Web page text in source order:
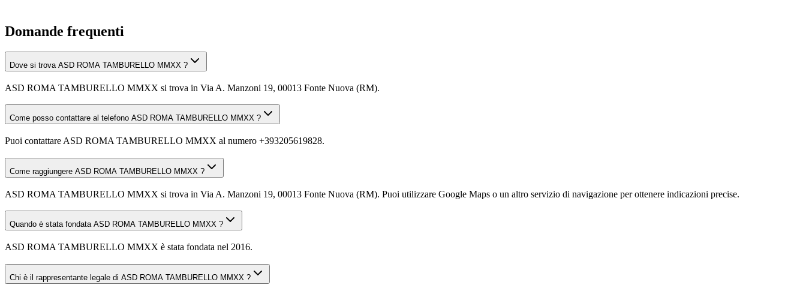
Domande frequenti
Dove si trova ASD ROMA TAMBURELLO MMXX ?
ASD ROMA TAMBURELLO MMXX si trova in Via A. Manzoni 19, 00013 Fonte Nuova (RM).
Come posso contattare al telefono ASD ROMA TAMBURELLO MMXX ?
Puoi contattare ASD ROMA TAMBURELLO MMXX al numero +393205619828.
Come raggiungere ASD ROMA TAMBURELLO MMXX ?
ASD ROMA TAMBURELLO MMXX si trova in Via A. Manzoni 19, 00013 Fonte Nuova (RM). Puoi utilizzare Google Maps o un altro servizio di navigazione per ottenere indicazioni precise.
Quando è stata fondata ASD ROMA TAMBURELLO MMXX ?
ASD ROMA TAMBURELLO MMXX è stata fondata nel 2016.
Chi è il rappresentante legale di ASD ROMA TAMBURELLO MMXX ?